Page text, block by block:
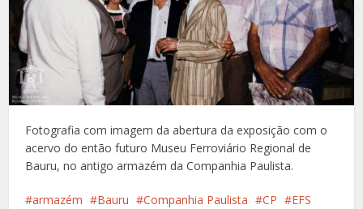
Fotografia com imagem da abertura da exposição com o
acervo do então futuro Museu Ferroviário Regional de
Bauru, no antigo armazém da Companhia Paulista.
armazém Bauru Companhia Paulista CP
EFS